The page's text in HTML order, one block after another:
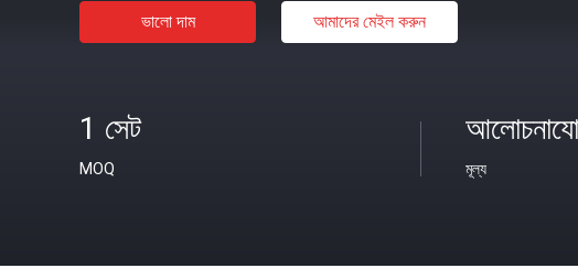
ভালো দাম আমাদের মেইল ​​করুন
1 সেট
MOQ মূল্য